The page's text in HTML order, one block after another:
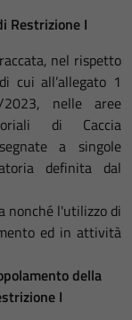
Restrizione I
nel rispetto
cui all’allegato 1
2023, nelle aree
di Caccia
a singole
definita dal
nonché l'utilizzo di
ed in attività
della
I